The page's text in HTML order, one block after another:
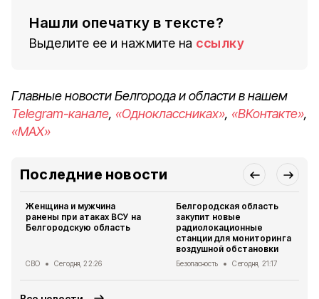
Нашли опечатку в тексте?
Выделите ее и нажмите на ссылку
Главные новости Белгорода и области в нашем
Telegram-канале, «Одноклассниках», «ВКонтакте»,
«MAX»
Последние новости
Женщина и мужчина
ранены при атаках ВСУ на
Белгородскую область
СВО Сегодня, 22:26
Белгородская область
закупит новые
радиолокационные
станции для мониторинга
воздушной обстановки
Безопасность Сегодня, 21:17